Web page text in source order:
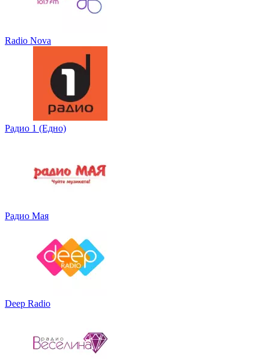
Radio Nova
Радио 1 (Едно)
Радио Мая
Deep Radio